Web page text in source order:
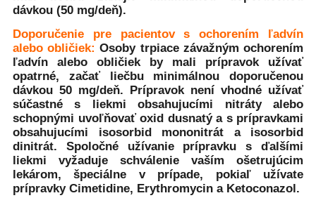
dávkou (50 mg/deň).
Doporučenie pre pacientov s ochorením ľadvín
alebo obličiek: Osoby trpiace závažným ochorením
ľadvín alebo obličiek by mali prípravok užívať
opatrné, začať liečbu minimálnou doporučenou
dávkou 50 mg/deň. Prípravok není vhodné užívať
súčastné s liekmi obsahujucími nitráty alebo
schopnými uvoľňovať oxid dusnatý a s prípravkami
obsahujucími isosorbid mononitrát a isosorbid
dinitrát. Spoločné užívanie prípravku s ďalšími
liekmi vyžaduje schválenie vaším ošetrujúcim
lekárom, špeciálne v prípade, pokiaľ užívate
prípravky Cimetidine, Erythromycin a Ketoconazol.